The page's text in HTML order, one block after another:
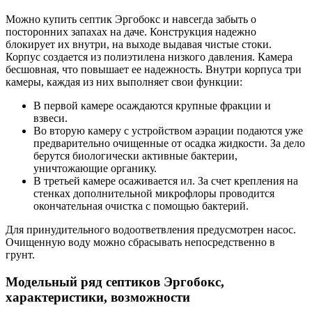
Можно купить септик Эргобокс и навсегда забыть о
посторонних запахах на даче. Конструкция надежно
блокирует их внутри, на выходе выдавая чистые стоки.
Корпус создается из полиэтилена низкого давления. Камера
бесшовная, что повышает ее надежность. Внутри корпуса три
камеры, каждая из них выполняет свои функции:
В первой камере осаждаются крупные фракции и
взвеси.
Во вторую камеру с устройством аэрации подаются уже
предварительно очищенные от осадка жидкости. За дело
берутся биологически активные бактерии,
уничтожающие органику.
В третьей камере осаживается ил. За счет крепления на
стенках дополнительной микрофлоры проводится
окончательная очистка с помощью бактерий.
Для принудительного водоответвления предусмотрен насос.
Очищенную воду можно сбрасывать непосредственно в
грунт.
Модельный ряд септиков Эргобокс,
характеристики, возможности